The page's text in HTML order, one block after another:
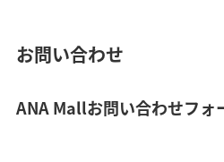
お問い合わせ
ANA Mallお問い合わせフォ